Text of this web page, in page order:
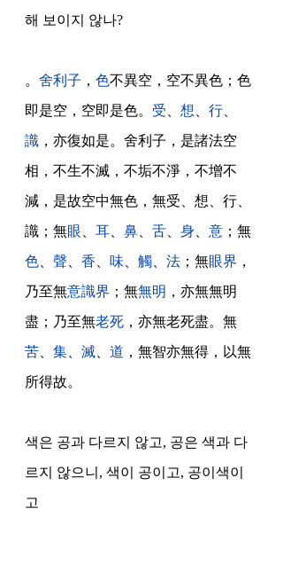
해 보이지 않나?
。 舍利子 ， 色不異空，空不異色；色
即是空，空即是色。 受 想 行
識 ，亦復如是。舍利子，是諸法空
相，不生不滅，不垢不淨，不增不
減，是故空中無色，無受、想、行、
識；無眼 耳 鼻 舌 身 意 ；無
色
聲 香 味 觸 法 ；無眼界 ，
乃至無意識界 ；無無明 ，亦無無明
盡；乃至無老死 ，亦無老死盡。無
苦
集 滅 道 ，無智亦無得，以無
所得故。
색은 공과 다르지 않고, 공은 색과 다
르지 않으니, 색이 공이고, 공이색이
고